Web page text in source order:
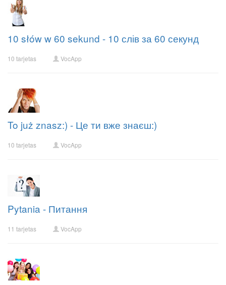
10 słów w 60 sekund - 10 слів за 60 секунд
10 tarjetas VocApp
To już znasz:) - Це ти вже знаєш:)
10 tarjetas VocApp
Pytania - Питання
11 tarjetas VocApp